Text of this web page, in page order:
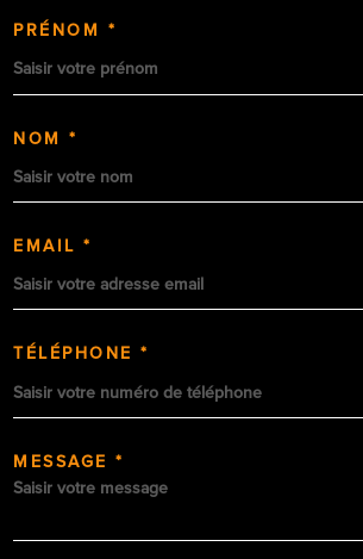
PRÉNOM *
NOM *
EMAIL *
TÉLÉPHONE *
MESSAGE *